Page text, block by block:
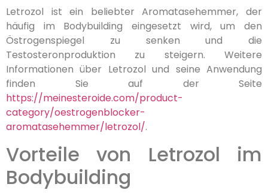
Letrozol ist ein beliebter Aromatasehemmer, der
häufig im Bodybuilding eingesetzt wird, um den
Östrogenspiegel zu senken und die
Testosteronproduktion zu steigern. Weitere
Informationen über Letrozol und seine Anwendung
finden Sie auf der Seite
https://meinesteroide.com/product-
category/oestrogenblocker-
aromatasehemmer/letrozol/.
Vorteile von Letrozol im
Bodybuilding